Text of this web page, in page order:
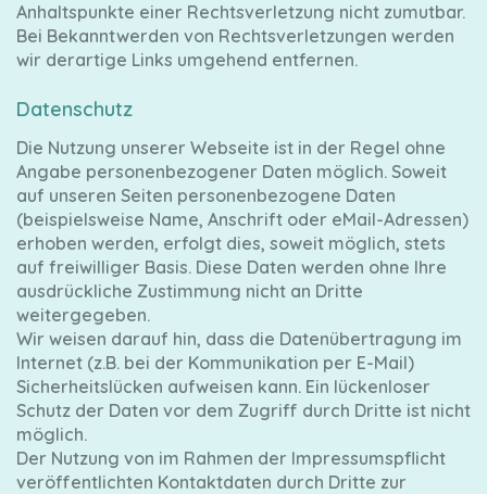
Anhaltspunkte einer Rechtsverletzung nicht zumutbar.
Bei Bekanntwerden von Rechtsverletzungen werden
wir derartige Links umgehend entfernen.
Datenschutz
Die Nutzung unserer Webseite ist in der Regel ohne
Angabe personenbezogener Daten möglich. Soweit
auf unseren Seiten personenbezogene Daten
(beispielsweise Name, Anschrift oder eMail-Adressen)
erhoben werden, erfolgt dies, soweit möglich, stets
auf freiwilliger Basis. Diese Daten werden ohne Ihre
ausdrückliche Zustimmung nicht an Dritte
weitergegeben.
Wir weisen darauf hin, dass die Datenübertragung im
Internet (z.B. bei der Kommunikation per E-Mail)
Sicherheitslücken aufweisen kann. Ein lückenloser
Schutz der Daten vor dem Zugriff durch Dritte ist nicht
möglich.
Der Nutzung von im Rahmen der Impressumspflicht
veröffentlichten Kontaktdaten durch Dritte zur